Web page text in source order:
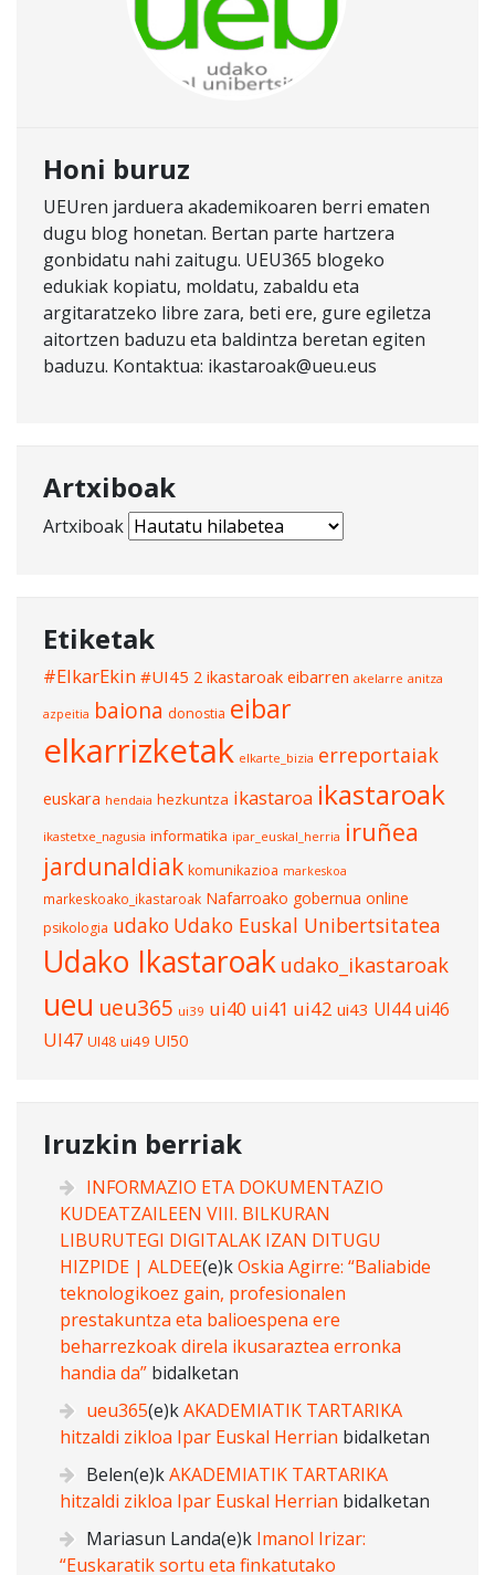
Honi buruz
UEUren jarduera akademikoaren berri ematen
dugu blog honetan. Bertan parte hartzera
gonbidatu nahi zaitugu. UEU365 blogeko
edukiak kopiatu, moldatu, zabaldu eta
argitaratzeko libre zara, beti ere, gure egiletza
aitortzen baduzu eta baldintza beretan egiten
baduzu. Kontaktua: ikastaroak@ueu.eus
Artxiboak
Artxiboak
Etiketak
#ElkarEkin #UI45 2 ikastaroak eibarren akelarre anitza
azpeitia baiona donostia eibar
elkarrizketak elkarte_bizia erreportaiak
euskara hendaia hezkuntza ikastaroa ikastaroak
ikastetxe_nagusia informatika ipar_euskal_herria iruñea
jardunaldiak komunikazioa markeskoa
markeskoako_ikastaroak Nafarroako gobernua online
psikologia udako Udako Euskal Unibertsitatea
Udako Ikastaroak udako_ikastaroak
ueu ueu365 ui39 ui40 ui41 ui42 ui43 UI44ui46
UI47 UI48 ui49 UI50
Iruzkin berriak
INFORMAZIO ETA DOKUMENTAZIO
KUDEATZAILEEN VIII. BILKURAN
LIBURUTEGI DIGITALAK IZAN DITUGU
HIZPIDE | ALDEE(e)kOskia Agirre: “Baliabide
teknologikoez gain, profesionalen
prestakuntza eta balioespena ere
beharrezkoak direla ikusaraztea erronka
handia da” bidalketan
ueu365(e)kAKADEMIATIK TARTARIKA
hitzaldi zikloa Ipar Euskal Herrian bidalketan
Belen(e)kAKADEMIATIK TARTARIKA
hitzaldi zikloa Ipar Euskal Herrian bidalketan
Mariasun Landa(e)k Imanol Irizar:
“Euskaratik sortu eta finkatutako